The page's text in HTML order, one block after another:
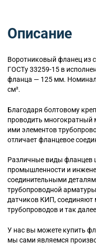
Описание
Воротниковый фланец из
ГОСТу 33259-15 в
фланца — 125 мм.
см².
Благодаря болтовому
проводить
ими элементов
отличает фланцевое
Различные виды фланцев
промышленности и
соединительными
трубопроводной
датчиков КИП, соединяют
трубопроводов и так
У нас вы можете купить
мы сами являемся